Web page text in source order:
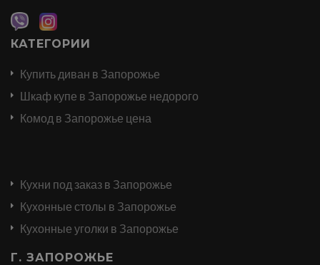
КАТЕГОРИИ
Купить диван в Запорожье
Шкаф купе в Запорожье недорого
Комод в Запорожье цена
Кухни под заказ в Запорожье
Кухонные столы в Запорожье
Кухонные уголки в Запорожье
Г. ЗАПОРОЖЬЕ